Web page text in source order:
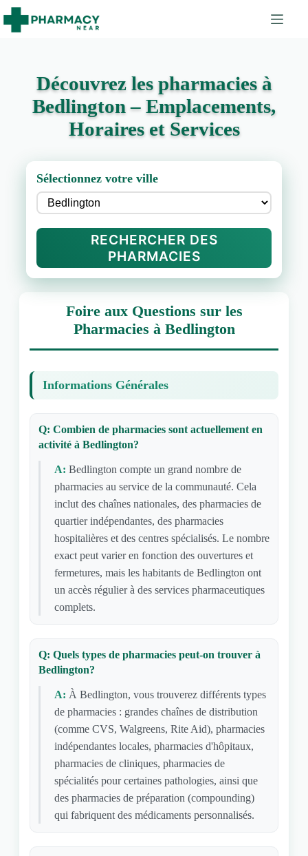
Découvrez les pharmacies à
Bedlington – Emplacements,
Horaires et Services
Sélectionnez votre ville
RECHERCHER DES
PHARMACIES
Foire aux Questions sur les
Pharmacies à Bedlington
Informations Générales
Q: Combien de pharmacies sont actuellement en
activité à Bedlington?
A: Bedlington compte un grand nombre de
pharmacies au service de la communauté. Cela
inclut des chaînes nationales, des pharmacies de
quartier indépendantes, des pharmacies
hospitalières et des centres spécialisés. Le nombre
exact peut varier en fonction des ouvertures et
fermetures, mais les habitants de Bedlington ont
un accès régulier à des services pharmaceutiques
complets.
Q: Quels types de pharmacies peut-on trouver à
Bedlington?
A: À Bedlington, vous trouverez différents types
de pharmacies : grandes chaînes de distribution
(comme CVS, Walgreens, Rite Aid), pharmacies
indépendantes locales, pharmacies d'hôpitaux,
pharmacies de cliniques, pharmacies de
spécialités pour certaines pathologies, ainsi que
des pharmacies de préparation (compounding)
qui fabriquent des médicaments personnalisés.